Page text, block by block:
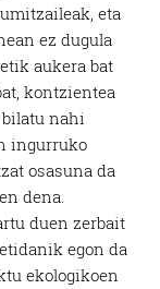
eta
ez dugula
aukera bat
kontzientea
nahi
ingurruko
osasuna da
dena.
duen zerbait
egon da
ekologikoen